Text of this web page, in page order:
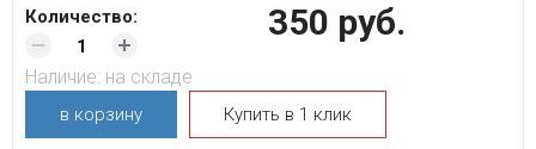
350 руб.
Количество:
Наличие: на складе
в корзину Купить в 1 клик